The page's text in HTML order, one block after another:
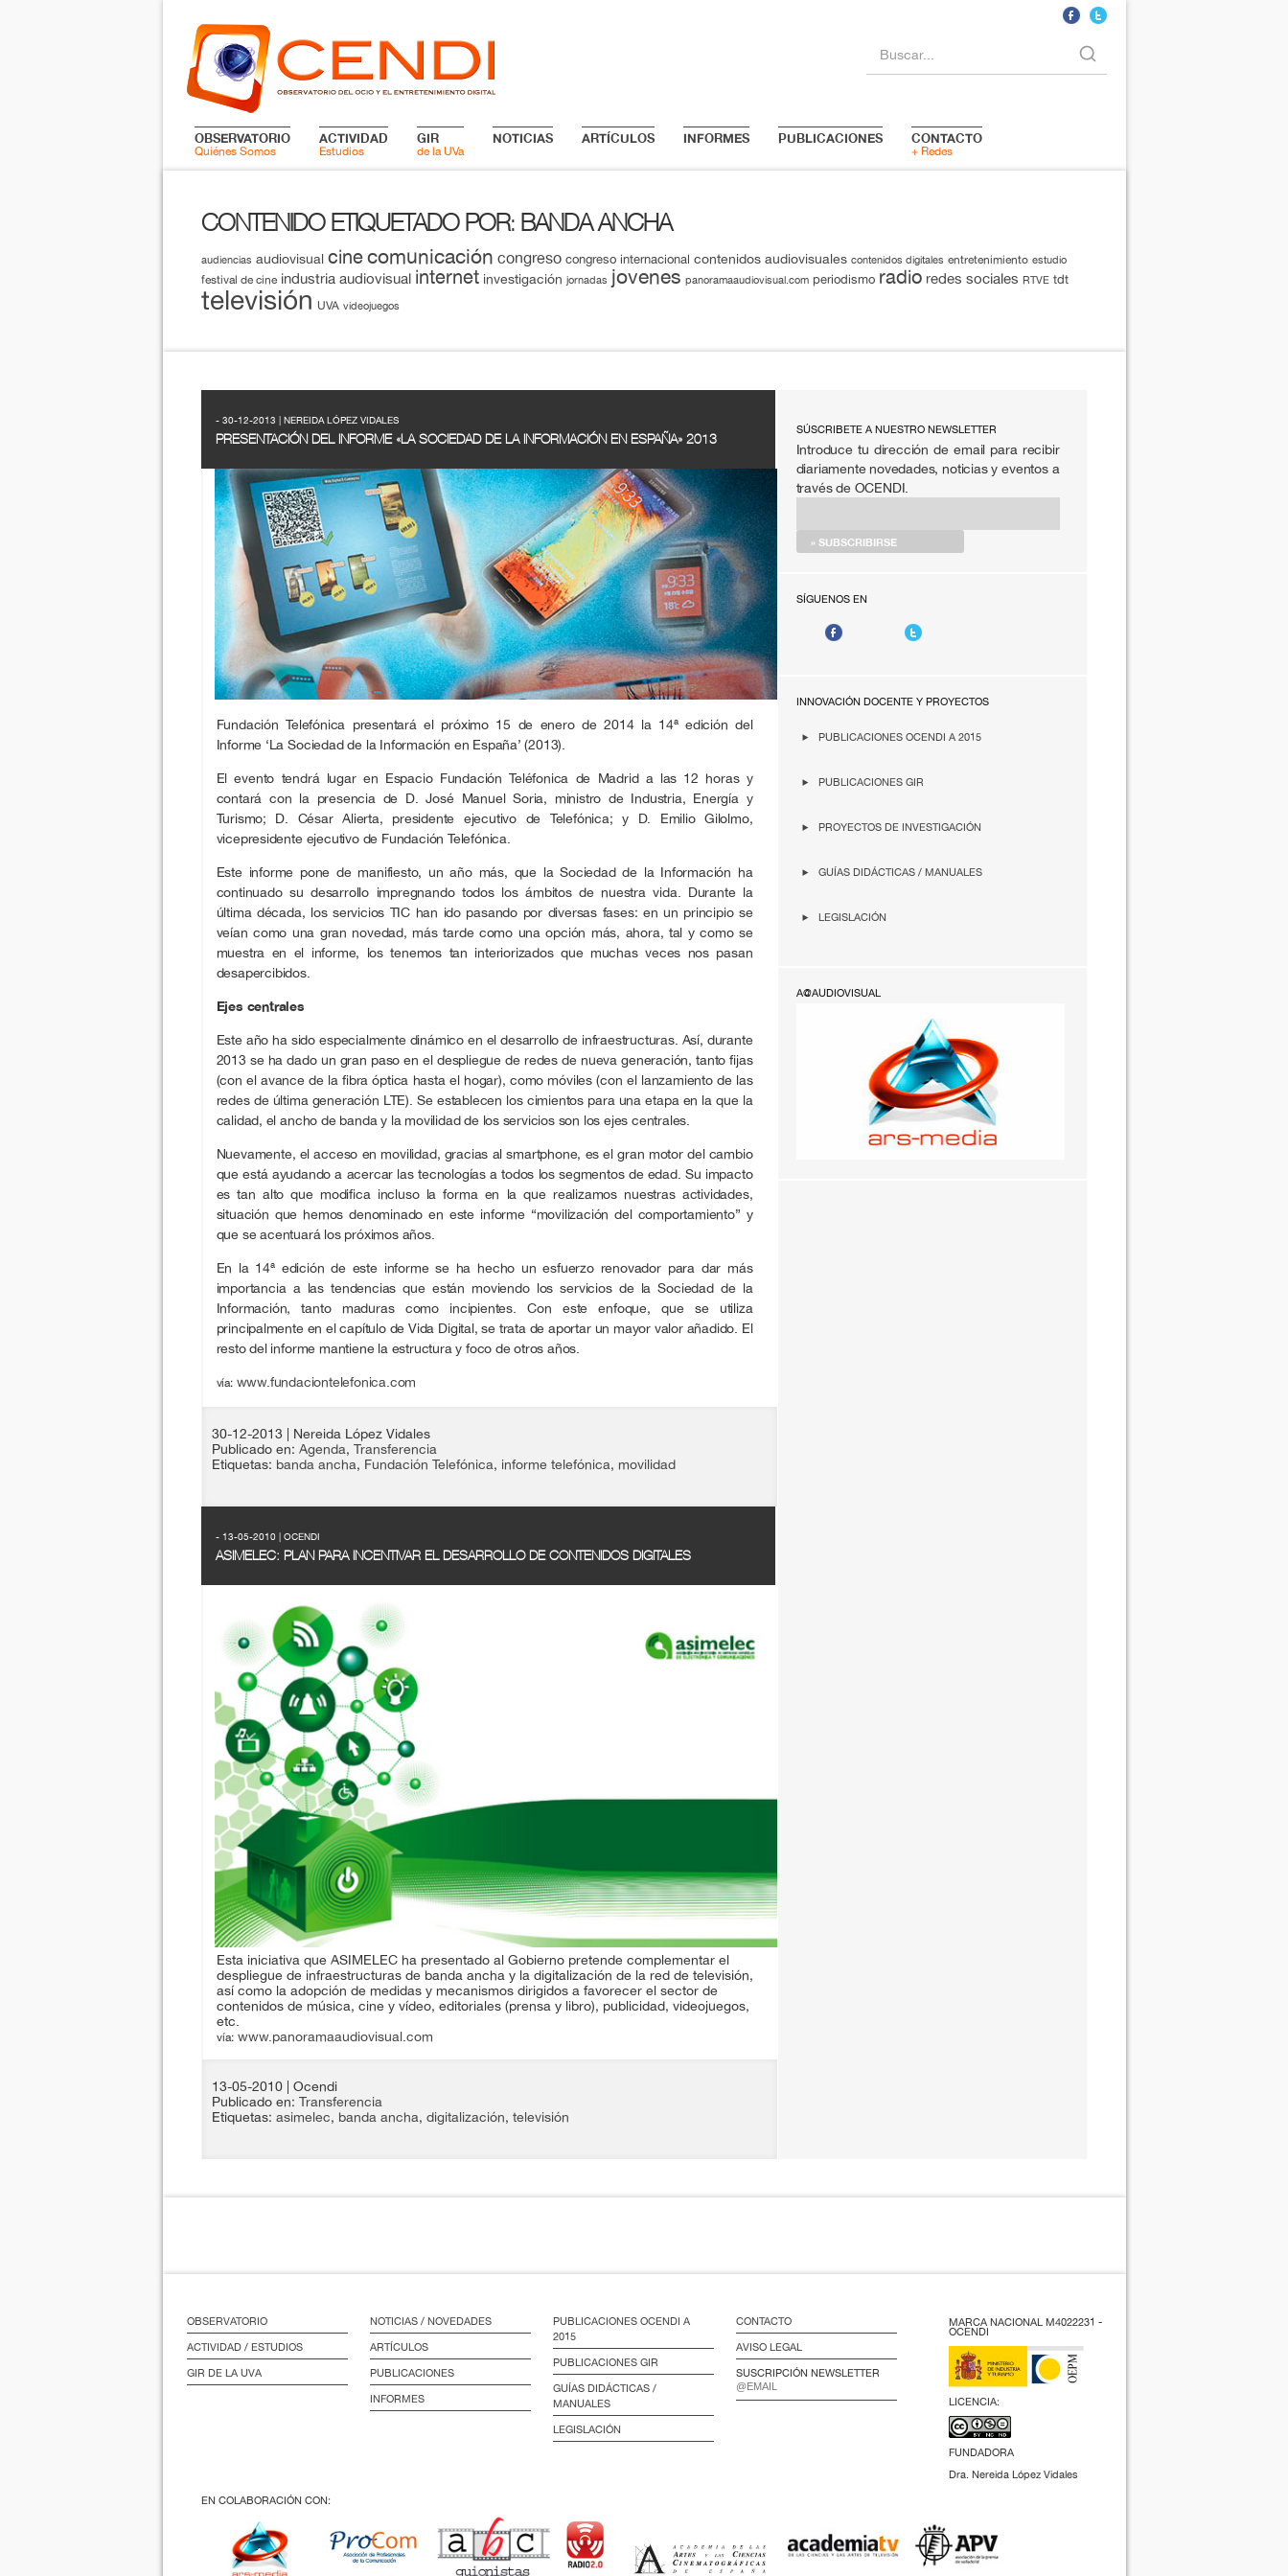
Buscar...
OBSERVATORIO
Quiénes Somos
ACTIVIDAD
Estudios
GIR
de la UVa
NOTICIAS ARTÍCULOS INFORMES PUBLICACIONES CONTACTO
+ Redes
CONTENIDO ETIQUETADO POR: BANDA ANCHA
audiencias audiovisual cinecomunicación congreso congreso internacional contenidos audiovisuales contenidos digitales entretenimiento estudio
festival de cine industria audiovisual internet investigación jornadas jovenes panoramaaudiovisual.com periodismo radio redes sociales RTVE tdt
televisión UVA videojuegos
SÚSCRIBETE A NUESTRO NEWSLETTER
Introduce tu dirección de email para recibir
diariamente novedades, noticias y eventos a
través de OCENDI.
SÍGUENOS EN
INNOVACIÓN DOCENTE Y PROYECTOS
PUBLICACIONES OCENDI A 2015
PUBLICACIONES GIR
PROYECTOS DE INVESTIGACIÓN
GUÍAS DIDÁCTICAS / MANUALES
LEGISLACIÓN
A@AUDIOVISUAL
- 30-12-2013 | NEREIDA LÓPEZ VIDALES
PRESENTACIÓN DEL INFORME «LA SOCIEDAD DE LA INFORMACIÓN EN ESPAÑA» 2013
Fundación Telefónica presentará el próximo 15 de enero de 2014 la 14ª edición del
Informe ‘La Sociedad de la Información en España’ (2013).
El evento tendrá lugar en Espacio Fundación Teléfonica de Madrid a las 12 horas y
contará con la presencia de D. José Manuel Soria, ministro de Industria, Energía y
Turismo; D. César Alierta, presidente ejecutivo de Telefónica; y D. Emilio Gilolmo,
vicepresidente ejecutivo de Fundación Telefónica.
Este informe pone de manifiesto, un año más, que la Sociedad de la Información ha
continuado su desarrollo impregnando todos los ámbitos de nuestra vida. Durante la
última década, los servicios TIC han ido pasando por diversas fases: en un principio se
veían como una gran novedad, más tarde como una opción más, ahora, tal y como se
muestra en el informe, los tenemos tan interiorizados que muchas veces nos pasan
desapercibidos.
Ejes centrales
Este año ha sido especialmente dinámico en el desarrollo de infraestructuras. Así, durante
2013 se ha dado un gran paso en el despliegue de redes de nueva generación, tanto fijas
(con el avance de la fibra óptica hasta el hogar), como móviles (con el lanzamiento de las
redes de última generación LTE). Se establecen los cimientos para una etapa en la que la
calidad, el ancho de banda y la movilidad de los servicios son los ejes centrales.
Nuevamente, el acceso en movilidad, gracias al smartphone, es el gran motor del cambio
que está ayudando a acercar las tecnologías a todos los segmentos de edad. Su impacto
es tan alto que modifica incluso la forma en la que realizamos nuestras actividades,
situación que hemos denominado en este informe “movilización del comportamiento” y
que se acentuará los próximos años.
En la 14ª edición de este informe se ha hecho un esfuerzo renovador para dar más
importancia a las tendencias que están moviendo los servicios de la Sociedad de la
Información, tanto maduras como incipientes. Con este enfoque, que se utiliza
principalmente en el capítulo de Vida Digital, se trata de aportar un mayor valor añadido. El
resto del informe mantiene la estructura y foco de otros años.
vía: www.fundaciontelefonica.com
30-12-2013
| Nereida López Vidales
Publicado en: Agenda, Transferencia
Etiquetas: banda ancha, Fundación Telefónica, informe telefónica, movilidad
- 13-05-2010 | OCENDI
ASIMELEC: PLAN PARA INCENTIVAR EL DESARROLLO DE CONTENIDOS DIGITALES
Esta iniciativa que ASIMELEC ha presentado al Gobierno pretende complementar el
despliegue de infraestructuras de banda ancha y la digitalización de la red de televisión,
así como la adopción de medidas y mecanismos dirigidos a favorecer el sector de
contenidos de música, cine y vídeo, editoriales (prensa y libro), publicidad, videojuegos,
etc.
vía: www.panoramaaudiovisual.com
13-05-2010
| Ocendi
Publicado en: Transferencia
Etiquetas: asimelec, banda ancha, digitalización, televisión
OBSERVATORIO
ACTIVIDAD / ESTUDIOS
GIR DE LA UVA
NOTICIAS / NOVEDADES
ARTÍCULOS
PUBLICACIONES
INFORMES
PUBLICACIONES OCENDI A
2015
PUBLICACIONES GIR
GUÍAS DIDÁCTICAS /
MANUALES
LEGISLACIÓN
CONTACTO
AVISO LEGAL
SUSCRIPCIÓN NEWSLETTER
MARCA NACIONAL M4022231 -
OCENDI
LICENCIA:
FUNDADORA
Dra. Nereida López Vidales
EN COLABORACIÓN CON: